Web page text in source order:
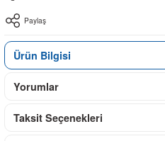
Paylaş
Ürün Bilgisi
Yorumlar
Taksit Seçenekleri